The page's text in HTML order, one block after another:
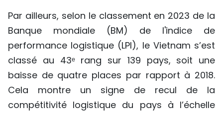
Par ailleurs, selon le classement en 2023 de la
Banque mondiale (BM) de l'indice de
performance logistique (LPI), le Vietnam s’est
classé au 43ᵉ rang sur 139 pays, soit une
baisse de quatre places par rapport à 2018.
Cela montre un signe de recul de la
compétitivité logistique du pays à l’échelle